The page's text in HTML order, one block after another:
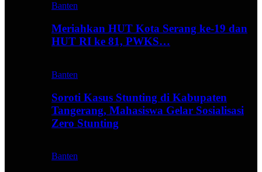
Banten
Meriahkan HUT Kota Serang ke-19 dan
HUT RI ke 81, PWKS…
Banten
Soroti Kasus Stunting di Kabupaten
Tangerang, Mahasiswa Gelar Sosialisasi
Zero Stunting
Banten